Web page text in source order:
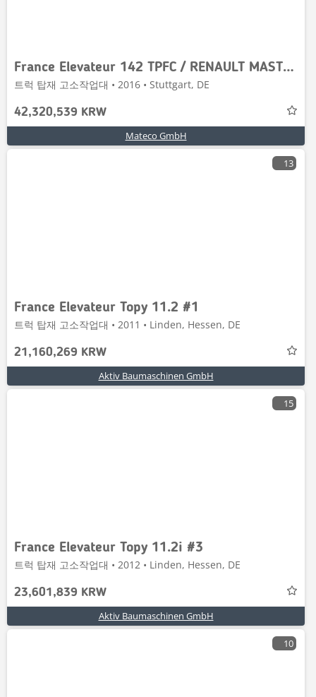
France Elevateur 142 TPFC / RENAULT MASTER
트럭 탑재 고소작업대 • 2016 • Stuttgart, DE
42,320,539 KRW
Mateco GmbH
13
France Elevateur Topy 11.2 #1
트럭 탑재 고소작업대 • 2011 • Linden, Hessen, DE
21,160,269 KRW
Aktiv Baumaschinen GmbH
15
France Elevateur Topy 11.2i #3
트럭 탑재 고소작업대 • 2012 • Linden, Hessen, DE
23,601,839 KRW
Aktiv Baumaschinen GmbH
10